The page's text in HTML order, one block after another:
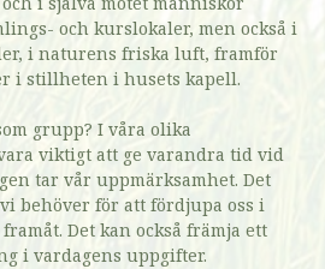
och kurslokaler, men också i
i naturens friska luft, framför
i stillheten i husets kapell.
grupp? I våra olika
viktigt att ge varandra tid vid
tar vår uppmärksamhet. Det
behöver för att fördjupa oss i
Det kan också främja ett
i vardagens uppgifter.